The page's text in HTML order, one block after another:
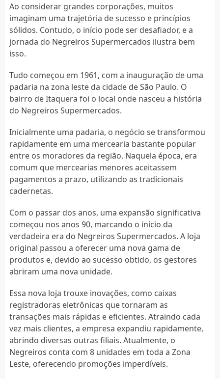
Ao considerar grandes corporações, muitos
imaginam uma trajetória de sucesso e princípios
sólidos. Contudo, o início pode ser desafiador, e a
jornada do Negreiros Supermercados ilustra bem
isso.
Tudo começou em 1961, com a inauguração de uma
padaria na zona leste da cidade de São Paulo. O
bairro de Itaquera foi o local onde nasceu a história
do Negreiros Supermercados.
Inicialmente uma padaria, o negócio se transformou
rapidamente em uma mercearia bastante popular
entre os moradores da região. Naquela época, era
comum que mercearias menores aceitassem
pagamentos a prazo, utilizando as tradicionais
cadernetas.
Com o passar dos anos, uma expansão significativa
começou nos anos 90, marcando o início da
verdadeira era do Negreiros Supermercados. A loja
original passou a oferecer uma nova gama de
produtos e, devido ao sucesso obtido, os gestores
abriram uma nova unidade.
Essa nova loja trouxe inovações, como caixas
registradoras eletrônicas que tornaram as
transações mais rápidas e eficientes. Atraindo cada
vez mais clientes, a empresa expandiu rapidamente,
abrindo diversas outras filiais. Atualmente, o
Negreiros conta com 8 unidades em toda a Zona
Leste, oferecendo promoções imperdíveis.